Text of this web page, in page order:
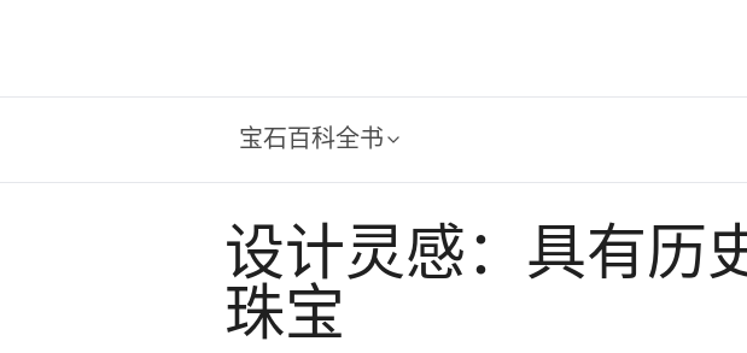
宝石百科全书
设计灵感：具有历
珠宝